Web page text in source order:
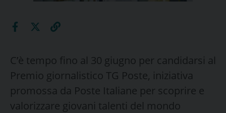
C’è tempo fino al 30 giugno per candidarsi al
Premio giornalistico TG Poste, iniziativa
promossa da Poste Italiane per scoprire e
valorizzare giovani talenti del mondo